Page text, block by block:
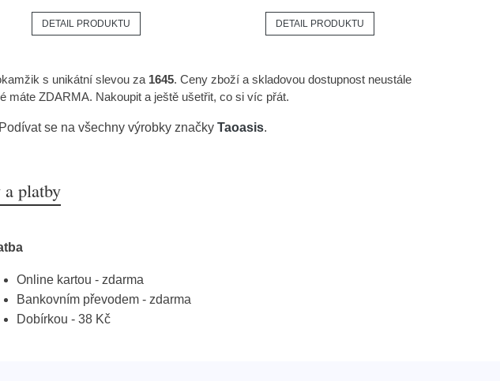
DETAIL PRODUKTU DETAIL PRODUKTU
s unikátní slevou za 1645. Ceny zboží a skladovou dostupnost neustále
máte ZDARMA. Nakoupit a ještě ušetřit, co si víc přát.
se na všechny výrobky značky Taoasis.
platby
Online kartou - zdarma
Bankovním převodem - zdarma
Dobírkou - 38 Kč